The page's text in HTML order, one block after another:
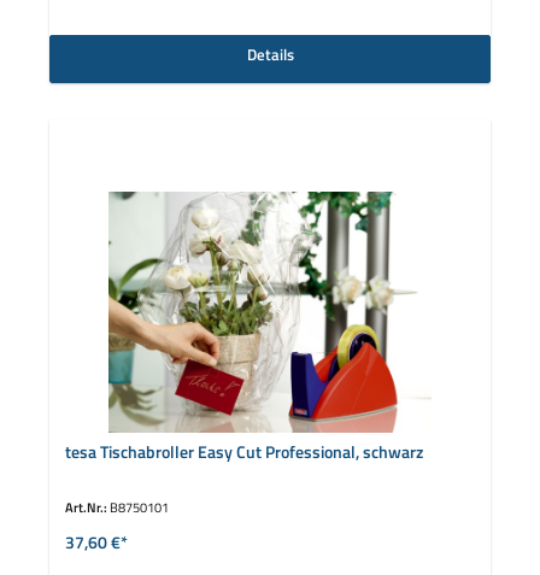
Details
tesa Tischabroller Easy Cut Professional, schwarz
Art.Nr.: B8750101
37,60 €*